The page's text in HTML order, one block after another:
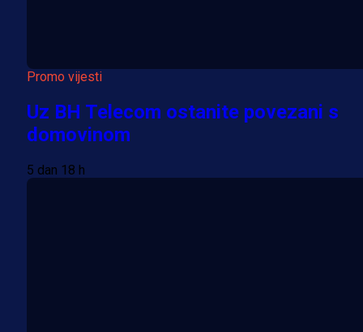
Promo vijesti
Uz BH Telecom ostanite povezani s
domovinom
5 dan 18 h